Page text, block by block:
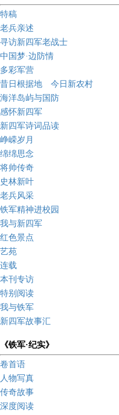
特稿
老兵亲述
寻访新四军老战士
中国梦·边防情
多彩军营
昔日根据地 今日新农村
海洋岛屿与国防
感怀新四军
新四军诗词品读
峥嵘岁月
绵绵思念
将帅传奇
史林新叶
老兵风采
铁军精神进校园
我与新四军
红色景点
艺苑
连载
本刊专访
特别阅读
我与铁军
新四军故事汇
《铁军·纪实》
卷首语
人物写真
传奇故事
深度阅读